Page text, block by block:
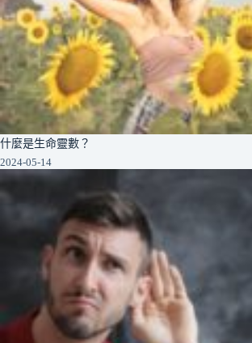
什麼是生命靈數？
2024-05-14